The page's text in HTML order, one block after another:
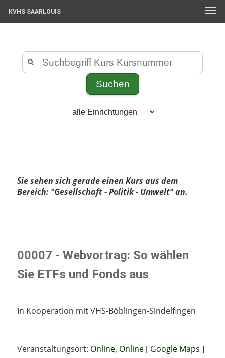
KVHS SAARLOUIS
Sie sehen sich gerade einen Kurs aus dem
Bereich: "Gesellschaft - Politik - Umwelt" an.
00007 - Webvortrag: So wählen
Sie ETFs und Fonds aus
In Kooperation mit VHS-Böblingen-Sindelfingen
Veranstaltungsort: Online, Online [ Google Maps ]